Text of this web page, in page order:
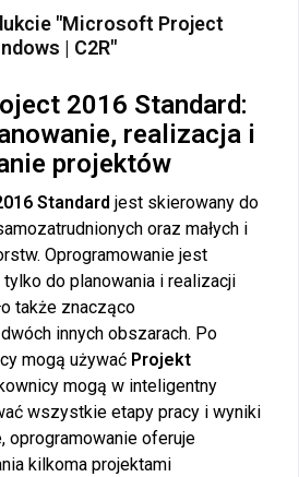
"Microsoft Project
| C2R"
2016 Standard:
realizacja i
projektów
Standard jest skierowany do
oraz małych i
Oprogramowanie jest
do planowania i realizacji
także znacząco
innych obszarach. Po
mogą używać Projekt
mogą w inteligentny
wszystkie etapy pracy i wyniki
oprogramowanie oferuje
kilkoma projektami